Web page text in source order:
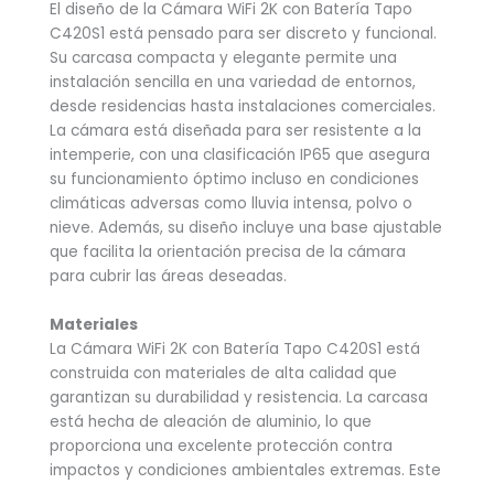
El diseño de la Cámara WiFi 2K con Batería Tapo
C420S1 está pensado para ser discreto y funcional.
Su carcasa compacta y elegante permite una
instalación sencilla en una variedad de entornos,
desde residencias hasta instalaciones comerciales.
La cámara está diseñada para ser resistente a la
intemperie, con una clasificación IP65 que asegura
su funcionamiento óptimo incluso en condiciones
climáticas adversas como lluvia intensa, polvo o
nieve. Además, su diseño incluye una base ajustable
que facilita la orientación precisa de la cámara
para cubrir las áreas deseadas.
Materiales
La Cámara WiFi 2K con Batería Tapo C420S1 está
construida con materiales de alta calidad que
garantizan su durabilidad y resistencia. La carcasa
está hecha de aleación de aluminio, lo que
proporciona una excelente protección contra
impactos y condiciones ambientales extremas. Este